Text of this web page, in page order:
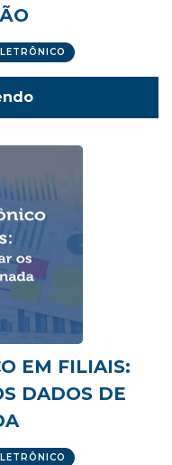
EM FILIAIS:
DADOS DE